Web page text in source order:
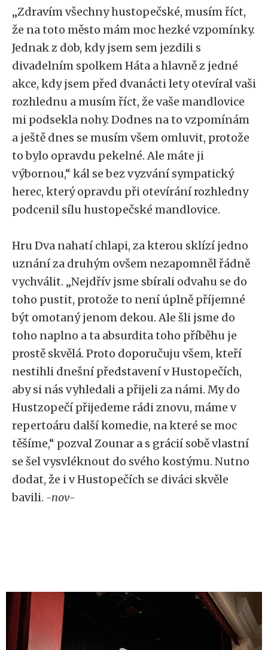
„Zdravím všechny hustopečské, musím říct,
že na toto město mám moc hezké vzpomínky.
Jednak z dob, kdy jsem sem jezdili s
divadelním spolkem Háta a hlavně z jedné
akce, kdy jsem před dvanácti lety otevíral vaši
rozhlednu a musím říct, že vaše mandlovice
mi podsekla nohy. Dodnes na to vzpomínám
a ještě dnes se musím všem omluvit, protože
to bylo opravdu pekelné. Ale máte ji
výbornou,“ kál se bez vyzvání sympatický
herec, který opravdu při otevírání rozhledny
podcenil sílu hustopečské mandlovice.
Hru Dva nahatí chlapi, za kterou sklízí jedno
uznání za druhým ovšem nezapomněl řádně
vychválit. „Nejdřív jsme sbírali odvahu se do
toho pustit, protože to není úplně příjemné
být omotaný jenom dekou. Ale šli jsme do
toho naplno a ta absurdita toho příběhu je
prostě skvělá. Proto doporučuju všem, kteří
nestihli dnešní představení v Hustopečích,
aby si nás vyhledali a přijeli za námi. My do
Hustzopečí přijedeme rádi znovu, máme v
repertoáru další komedie, na které se moc
těšíme,“ pozval Zounar a s grácií sobě vlastní
se šel vysvléknout do svého kostýmu. Nutno
dodat, že i v Hustopečích se diváci skvěle
bavili. -nov-